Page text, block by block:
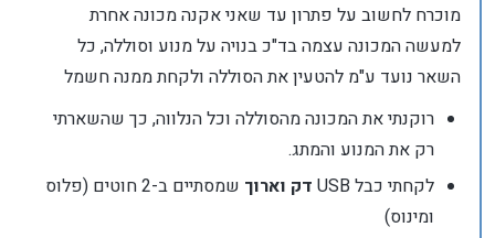
מוכרח לחשוב על פתרון עד שאני אקנה מכונה אחרת
למעשה המכונה עצמה בד"כ בנויה על מנוע וסוללה, כל
השאר נועד ע"מ להטעין את הסוללה ולקחת ממנה חשמל
רוקנתי את המכונה מהסוללה וכל הנלווה, כך שהשארתי
רק את המנוע והמתג.
לקחתי כבל USB
דק וארוך
שמסתיים ב-2 חוטים (פלוס
ומינוס)